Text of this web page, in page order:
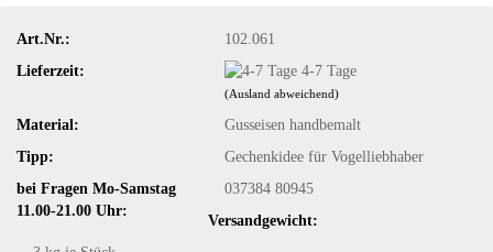
Art.Nr.:
102.061
Lieferzeit:
4-7 Tage
(Ausland abweichend)
Material:
Gusseisen handbemalt
Tipp:
Gechenkidee für Vogelliebhaber
bei Fragen Mo-Samstag
11.00-21.00 Uhr:
037384 80945
Versandgewicht: